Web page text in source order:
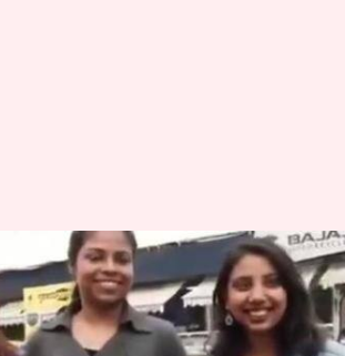
मध्य प्रदेश का
वायरल वीडियो देख
हंस के लोटपोट